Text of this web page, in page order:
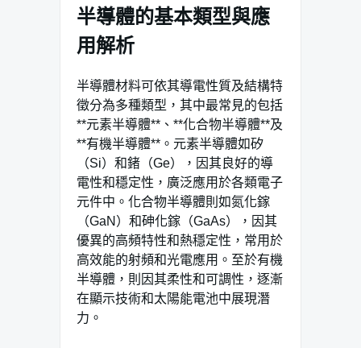
半導體的基本類型與應
用解析
半導體材料可依其導電性質及結構特
徵分為多種類型，其中最常見的包括
**元素半導體**、**化合物半導體**及
**有機半導體**。元素半導體如矽
（Si）和鍺（Ge），因其良好的導
電性和穩定性，廣泛應用於各類電子
元件中。化合物半導體則如氮化鎵
（GaN）和砷化鎵（GaAs），因其
優異的高頻特性和熱穩定性，常用於
高效能的射頻和光電應用。至於有機
半導體，則因其柔性和可調性，逐漸
在顯示技術和太陽能電池中展現潛
力。